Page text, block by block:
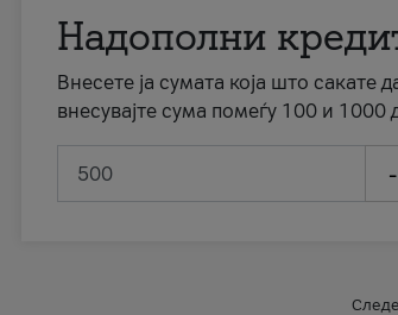
Надополни
Внесете ја сумата која што сакате
внесувајте сума помеѓу 100 и 1000
-